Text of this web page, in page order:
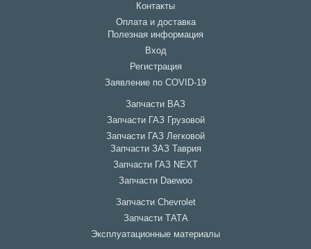
Контакты
Оплата и доставка
Полезная информация
Вход
Регистрация
Заявление по COVID-19
Запчасти ВАЗ
Запчасти ГАЗ Грузовой
Запчасти ГАЗ Легковой
Запчасти ЗАЗ Таврия
Запчасти ГАЗ NEXT
Запчасти Daewoo
Запчасти Chevrolet
Запчасти ТАТА
Эксплуатационные материалы